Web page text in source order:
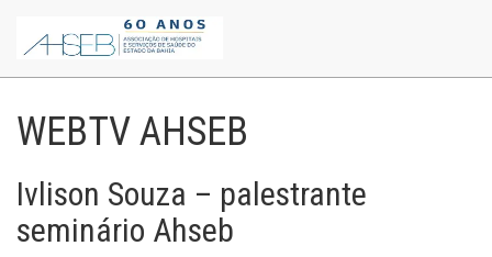
WEBTV AHSEB
Ivlison Souza – palestrante
seminário Ahseb